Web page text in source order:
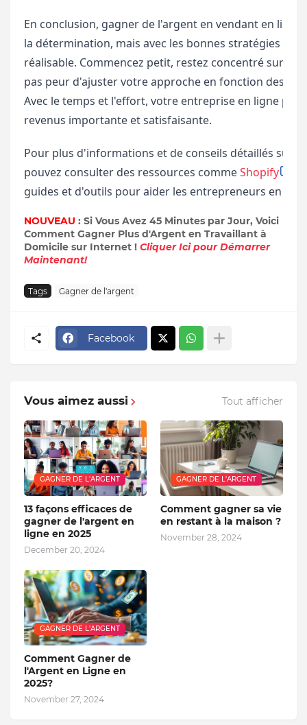
En conclusion, gagner de l'argent en vendant en
la détermination, mais avec les bonnes stratégies et
réalisable. Commencez petit, restez concentré sur
pas peur d'ajuster votre approche en fonction des
Avec le temps et l'effort, votre entreprise en ligne
revenus importante et satisfaisante.
Pour plus d'informations et de conseils détaillés sur
pouvez consulter des ressources commeShopify
guides et d'outils pour aider les entrepreneurs en
NOUVEAU : Si Vous Avez 45 Minutes par Jour, Voici
Comment Gagner Plus d'Argent en Travaillant à
Domicile sur Internet ! Cliquer Ici pour Démarrer
Maintenant!
Tags Gagner de l'argent
Facebook
Vous aimez aussi Tout afficher
GAGNER DE L'ARGENT
13 façons efficaces de
gagner de l'argent en
ligne en 2025
December 20, 2024
GAGNER DE L'ARGENT
Comment gagner sa vie
en restant à la maison ?
November 28, 2024
GAGNER DE L'ARGENT
Comment Gagner de
l'Argent en Ligne en
2025?
November 27, 2024